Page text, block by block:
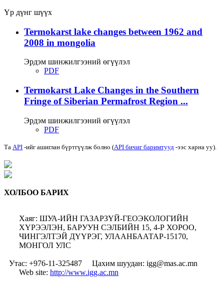
Үр дүнг шүүх
Termokarst lake changes between 1962 and
2008 in mongolia
Эрдэм шинжилгээний өгүүлэл
PDF
Termokarst Lake Changes in the Southern
Fringe of Siberian Permafrost Region ...
Эрдэм шинжилгээний өгүүлэл
PDF
Та API -ийг ашиглан бүртгүүлж болно (API бичиг баримтууд -ээс харна уу).
ХОЛБОО БАРИХ
Хаяг: ШУА-ИЙН ГАЗАРЗҮЙ-ГЕОЭКОЛОГИЙН
ХҮРЭЭЛЭН, БАРУУН СЭЛБИЙН 15, 4-Р ХОРОО,
ЧИНГЭЛТЭЙ ДҮҮРЭГ, УЛААНБААТАР-15170,
МОНГОЛ УЛС
Утас: +976-11-325487 Цахим шуудан: igg@mas.ac.mn
Web site: http://www.igg.ac.mn